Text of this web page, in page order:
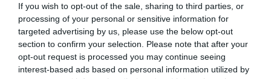
If you wish to opt-out of the sale, sharing to third parties, or
processing of your personal or sensitive information for
targeted advertising by us, please use the below opt-out
section to confirm your selection. Please note that after your
opt-out request is processed you may continue seeing
interest-based ads based on personal information utilized by
COVILHÃ
FUNDÃO GUARDA
Laboratório da ULS da Guarda
reforça vigilância da qualidade
das águas na época balnear
3 DE AGOSTO, 2026